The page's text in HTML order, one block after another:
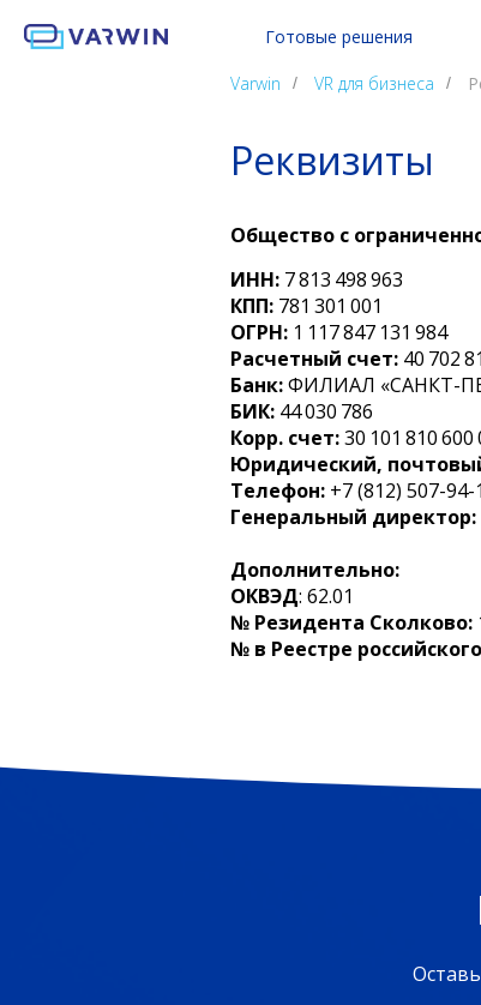
Готовые решения
Ритейл VR Lab
Криминалистика VR Lab
Varwin
/ VR для бизнеса /
Реквизиты
Общество с
ИНН: 7 813 498 963
КПП: 781 301 001
ОГРН: 1 117 847 131 984
Расчетный счет: 40 702
Банк:ФИЛИАЛ «САНКТ-
БИК: 44 030 786
Корр. счет:30 101 810 600
Юридический,
Телефон: +7 (812) 507-94-
Генеральный директор:
Дополнительно:
ОКВЭД: 62.01
№ Резидента Сколково:
№ в Реестре